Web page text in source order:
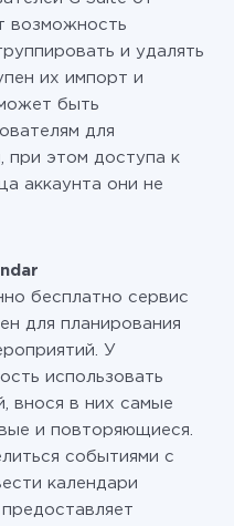
возможность
и удалять
их импорт и
быть
для
при этом доступа к
аккаунта они не
бесплатно сервис
для планирования
У
использовать
внося в них самые
и повторяющиеся.
событиями с
календари